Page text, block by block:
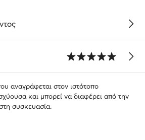
αναγράφεται στον ιστότοπο
και μπορεί να διαφέρει από την
συσκευασία.